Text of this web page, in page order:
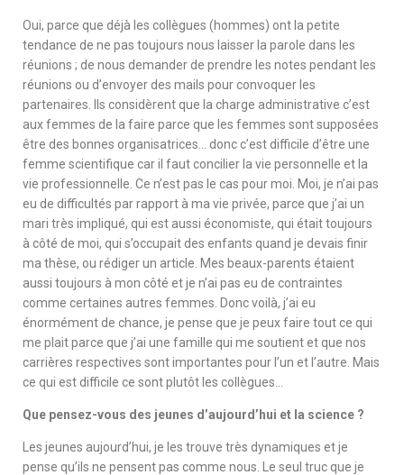
Oui, parce que déjà les collègues (hommes) ont la petite
tendance de ne pas toujours nous laisser la parole dans les
réunions ; de nous demander de prendre les notes pendant les
réunions ou d’envoyer des mails pour convoquer les
partenaires. Ils considèrent que la charge administrative c’est
aux femmes de la faire parce que les femmes sont supposées
être des bonnes organisatrices… donc c’est difficile d’être une
femme scientifique car il faut concilier la vie personnelle et la
vie professionnelle. Ce n’est pas le cas pour moi. Moi, je n’ai pas
eu de difficultés par rapport à ma vie privée, parce que j’ai un
mari très impliqué, qui est aussi économiste, qui était toujours
à côté de moi, qui s’occupait des enfants quand je devais finir
ma thèse, ou rédiger un article. Mes beaux-parents étaient
aussi toujours à mon côté et je n’ai pas eu de contraintes
comme certaines autres femmes. Donc voilà, j’ai eu
énormément de chance, je pense que je peux faire tout ce qui
me plait parce que j’ai une famille qui me soutient et que nos
carrières respectives sont importantes pour l’un et l’autre. Mais
ce qui est difficile ce sont plutôt les collègues…
Que pensez-vous des jeunes d’aujourd’hui et la science ?
Les jeunes aujourd’hui, je les trouve très dynamiques et je
pense qu’ils ne pensent pas comme nous. Le seul truc que je